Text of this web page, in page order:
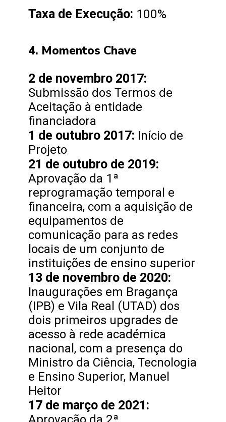
Taxa de Execução: 100%
4. Momentos Chave
2 de novembro 2017:
Submissão dos Termos de
Aceitação à entidade
financiadora
1 de outubro 2017: Início de
Projeto
21 de outubro de 2019:
Aprovação da 1ª
reprogramação temporal e
financeira, com a aquisição de
equipamentos de
comunicação para as redes
locais de um conjunto de
instituições de ensino superior
13 de novembro de 2020:
Inaugurações em Bragança
(IPB) e Vila Real (UTAD) dos
dois primeiros upgrades de
acesso à rede académica
nacional, com a presença do
Ministro da Ciência, Tecnologia
e Ensino Superior, Manuel
Heitor
17 de março de 2021: